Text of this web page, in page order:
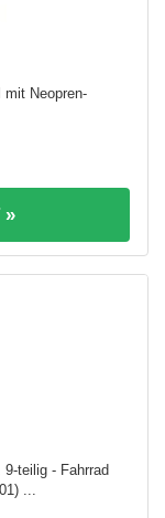
mit Neopren-
»
teilig - Fahrrad
...